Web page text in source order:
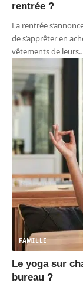
rentrée ?
La rentrée
de s’apprêter en
vêtements de leurs
FAMILLE
Le yoga sur
bureau ?